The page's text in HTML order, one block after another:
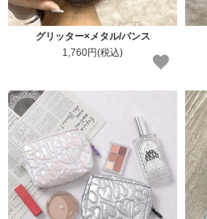
グリッター×メタル/バンス
1,760円(税込)